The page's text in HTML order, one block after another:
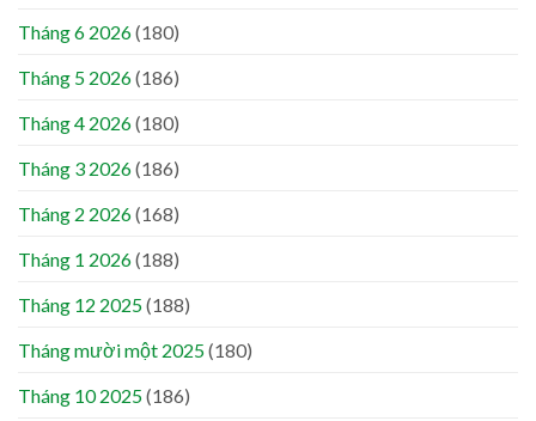
Tháng 6 2026(180)
Tháng 5 2026(186)
Tháng 4 2026(180)
Tháng 3 2026(186)
Tháng 2 2026(168)
Tháng 1 2026(188)
Tháng 12 2025(188)
Tháng mười một 2025(180)
Tháng 10 2025(186)